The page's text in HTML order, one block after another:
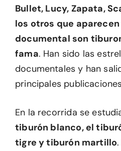
Bullet, Lucy, Zapata,
los otros que
documental son
fama. Han sido las
documentales y han
principales
En la recorrida se
tiburón blanco, el
tigre y tiburón martillo